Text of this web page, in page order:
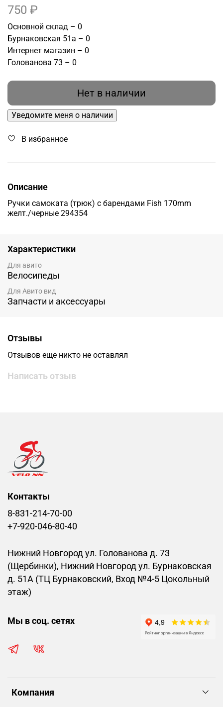
750 ₽
Основной склад – 0
Бурнаковская 51а – 0
Интернет магазин – 0
Голованова 73 – 0
Нет в наличии
Уведомите меня о наличии
В избранное
Описание
Ручки самоката (трюк) с барендами Fish 170mm
желт./черные 294354
Характеристики
Для авито
Велосипеды
Для Авито вид
Запчасти и аксессуары
Отзывы
Отзывов еще никто не оставлял
Написать отзыв
Компания
Контакты
8-831-214-70-00
+7-920-046-80-40
Нижний Новгород ул. Голованова д. 73
(Щербинки), Нижний Новгород ул. Бурнаковская
д. 51А (ТЦ Бурнаковский, Вход №4-5 Цокольный
этаж)
Мы в соц. сетях